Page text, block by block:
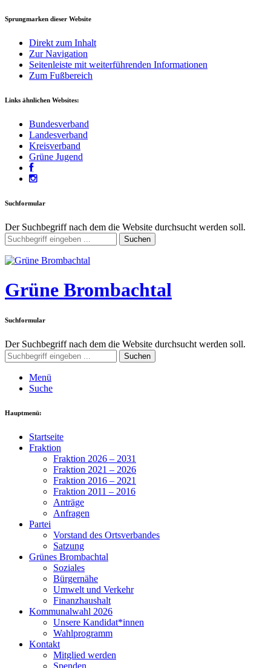
Sprungmarken dieser Website
Direkt zum Inhalt
Zur Navigation
Seitenleiste mit weiterführenden Informationen
Zum Fußbereich
Links ähnlichen Websites:
Bundesverband
Landesverband
Kreisverband
Grüne Jugend
Suchformular
Der Suchbegriff nach dem die Website durchsucht werden soll.
Suchen
Grüne Brombachtal
Suchformular
Der Suchbegriff nach dem die Website durchsucht werden soll.
Suchen
Menü
Suche
Hauptmenü:
Startseite
Fraktion
Fraktion 2026 – 2031
Fraktion 2021 – 2026
Fraktion 2016 – 2021
Fraktion 2011 – 2016
Anträge
Anfragen
Partei
Vorstand des Ortsverbandes
Satzung
Grünes Brombachtal
Soziales
Bürgernähe
Umwelt und Verkehr
Finanzhaushalt
Kommunalwahl 2026
Unsere Kandidat*innen
Wahlprogramm
Kontakt
Mitglied werden